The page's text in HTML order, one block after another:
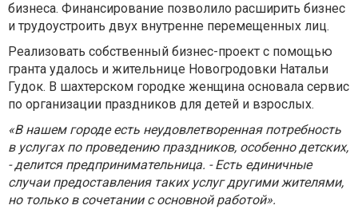
бизнеса. Финансирование позволило расширить бизнес
и трудоустроить двух внутренне перемещенных лиц.
Реализовать собственный бизнес-проект с помощью
гранта удалось и жительнице Новогродовки Натальи
Гудок. В шахтерском городке женщина основала сервис
по организации праздников для детей и взрослых.
«В нашем городе есть неудовлетворенная потребность
в услугах по проведению праздников, особенно детских,
- делится предпринимательница. - Есть единичные
случаи предоставления таких услуг другими жителями,
но только в сочетании с основной работой».